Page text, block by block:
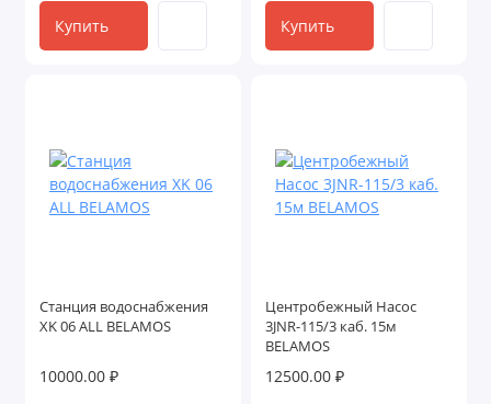
Купить Купить
Станция водоснабжения
XK 06 ALL BELAMOS
10000.00 ₽
Центробежный Насос
3JNR-115/3 каб. 15м
BELAMOS
12500.00 ₽